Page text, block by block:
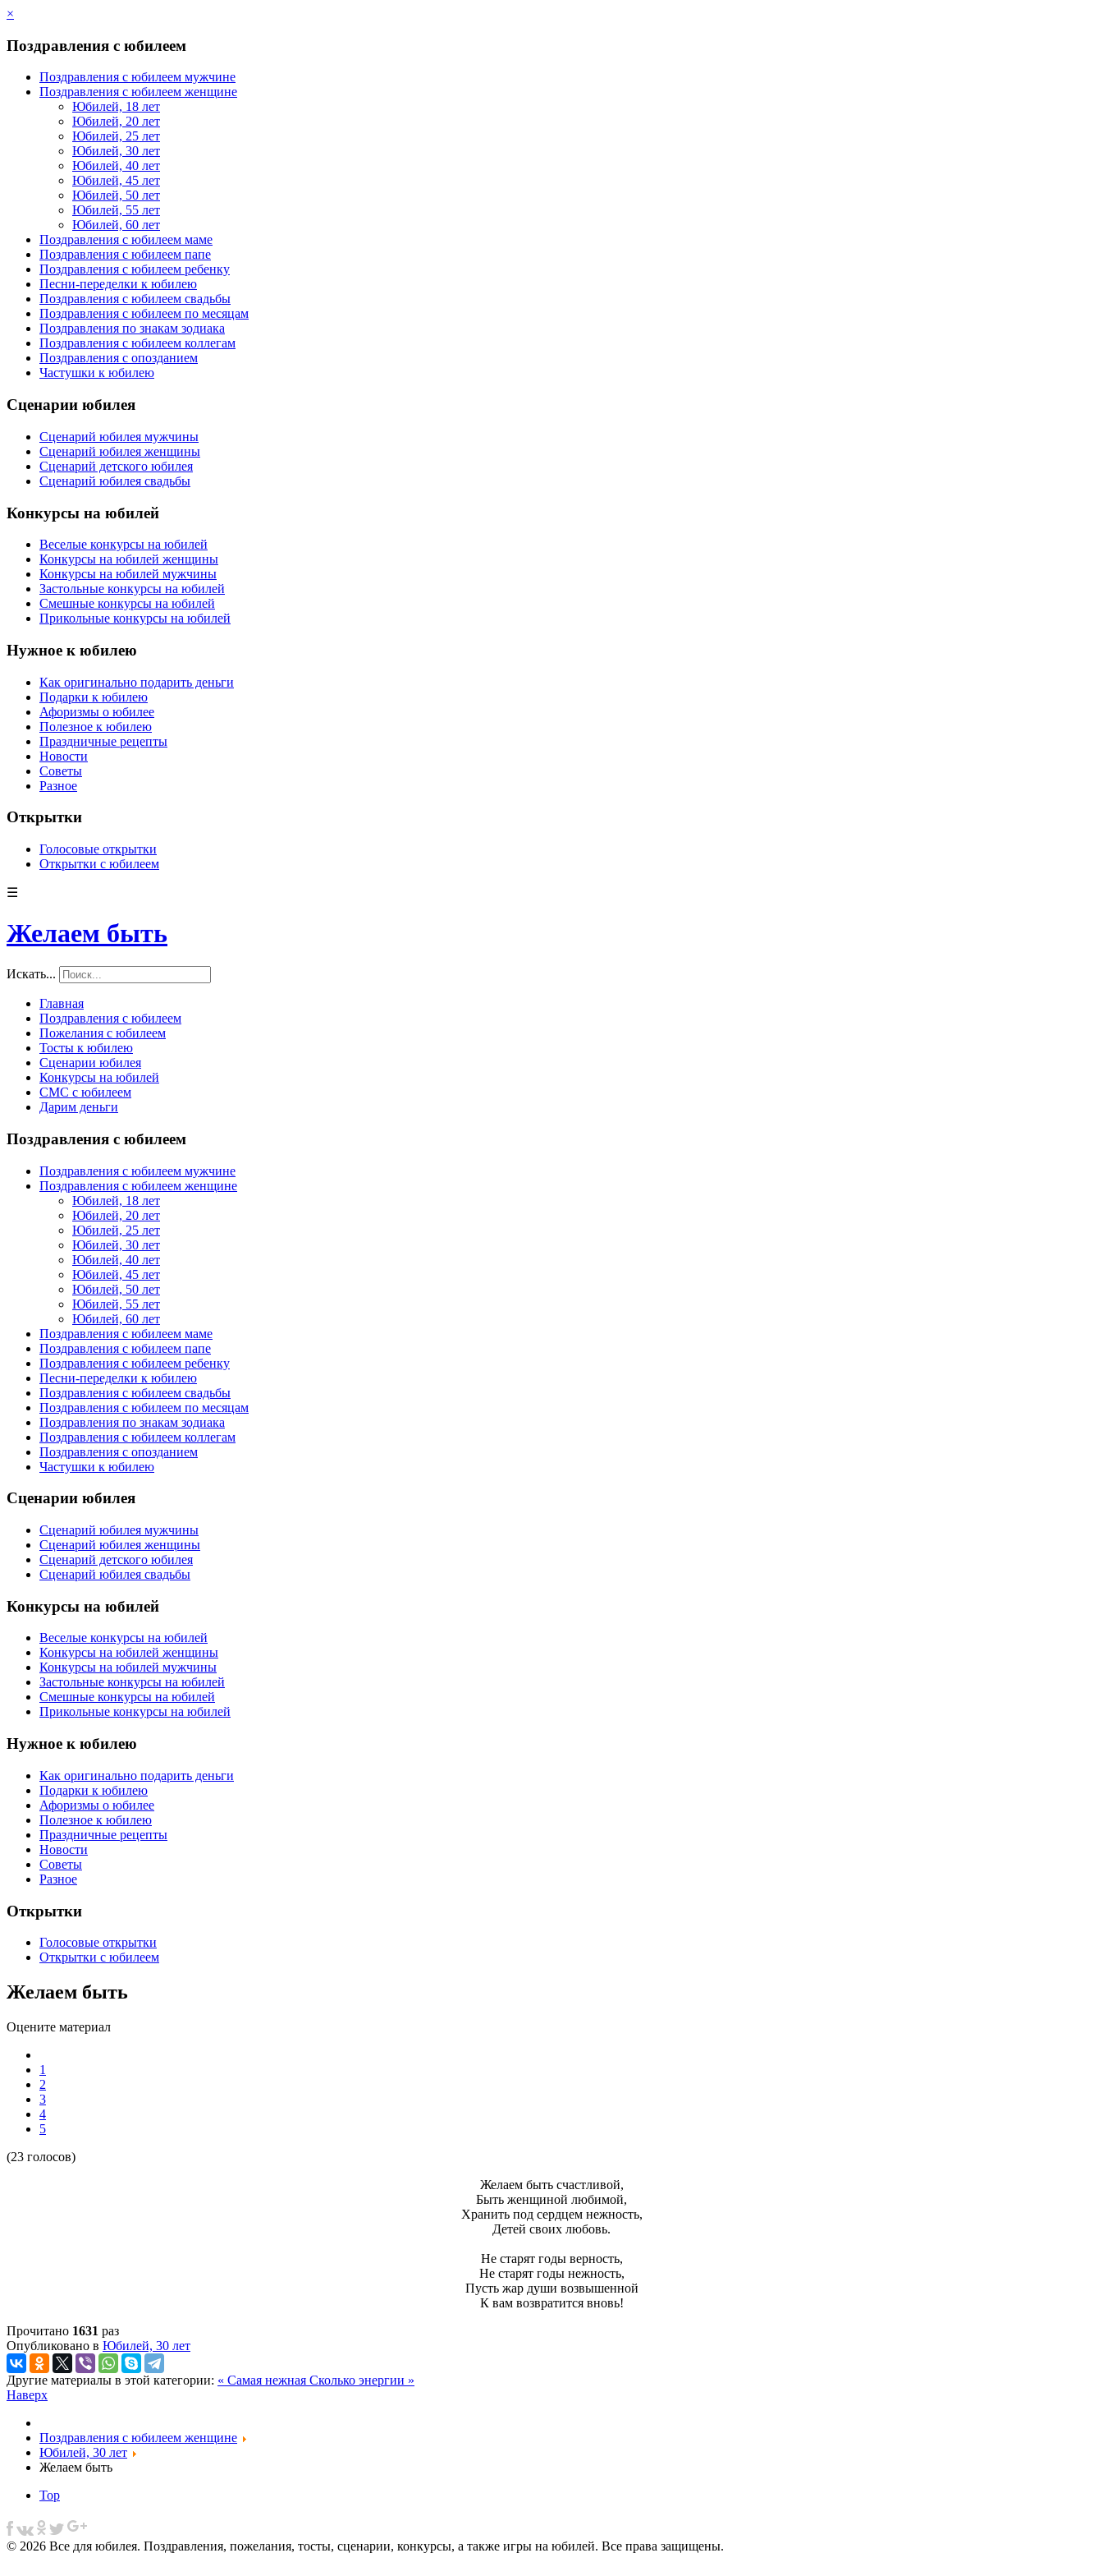
×
Поздравления с юбилеем
Поздравления с юбилеем мужчине
Поздравления с юбилеем женщине
Юбилей, 18 лет
Юбилей, 20 лет
Юбилей, 25 лет
Юбилей, 30 лет
Юбилей, 40 лет
Юбилей, 45 лет
Юбилей, 50 лет
Юбилей, 55 лет
Юбилей, 60 лет
Поздравления с юбилеем маме
Поздравления с юбилеем папе
Поздравления с юбилеем ребенку
Песни-переделки к юбилею
Поздравления с юбилеем свадьбы
Поздравления с юбилеем по месяцам
Поздравления по знакам зодиака
Поздравления с юбилеем коллегам
Поздравления с опозданием
Частушки к юбилею
Сценарии юбилея
Сценарий юбилея мужчины
Сценарий юбилея женщины
Сценарий детского юбилея
Сценарий юбилея свадьбы
Конкурсы на юбилей
Веселые конкурсы на юбилей
Конкурсы на юбилей женщины
Конкурсы на юбилей мужчины
Застольные конкурсы на юбилей
Смешные конкурсы на юбилей
Прикольные конкурсы на юбилей
Нужное к юбилею
Как оригинально подарить деньги
Подарки к юбилею
Афоризмы о юбилее
Полезное к юбилею
Праздничные рецепты
Новости
Советы
Разное
Открытки
Голосовые открытки
Открытки с юбилеем
☰
Желаем быть
Искать...
Главная
Поздравления с юбилеем
Пожелания с юбилеем
Тосты к юбилею
Сценарии юбилея
Конкурсы на юбилей
СМС с юбилеем
Дарим деньги
Поздравления с юбилеем
Поздравления с юбилеем мужчине
Поздравления с юбилеем женщине
Юбилей, 18 лет
Юбилей, 20 лет
Юбилей, 25 лет
Юбилей, 30 лет
Юбилей, 40 лет
Юбилей, 45 лет
Юбилей, 50 лет
Юбилей, 55 лет
Юбилей, 60 лет
Поздравления с юбилеем маме
Поздравления с юбилеем папе
Поздравления с юбилеем ребенку
Песни-переделки к юбилею
Поздравления с юбилеем свадьбы
Поздравления с юбилеем по месяцам
Поздравления по знакам зодиака
Поздравления с юбилеем коллегам
Поздравления с опозданием
Частушки к юбилею
Сценарии юбилея
Сценарий юбилея мужчины
Сценарий юбилея женщины
Сценарий детского юбилея
Сценарий юбилея свадьбы
Конкурсы на юбилей
Веселые конкурсы на юбилей
Конкурсы на юбилей женщины
Конкурсы на юбилей мужчины
Застольные конкурсы на юбилей
Смешные конкурсы на юбилей
Прикольные конкурсы на юбилей
Нужное к юбилею
Как оригинально подарить деньги
Подарки к юбилею
Афоризмы о юбилее
Полезное к юбилею
Праздничные рецепты
Новости
Советы
Разное
Открытки
Голосовые открытки
Открытки с юбилеем
Желаем быть
Оцените материал
1
2
3
4
5
(23 голосов)
Желаем быть счастливой,
Быть женщиной любимой,
Хранить под сердцем нежность,
Детей своих любовь.
Не старят годы верность,
Не старят годы нежность,
Пусть жар души возвышенной
К вам возвратится вновь!
Прочитано 1631 раз
Опубликовано в Юбилей, 30 лет
Другие материалы в этой категории: « Самая нежная Сколько энергии »
Наверх
Поздравления с юбилеем женщине
Юбилей, 30 лет
Желаем быть
Top
© 2026 Все для юбилея. Поздравления, пожелания, тосты, сценарии, конкурсы, а также игры на юбилей. Все права защищены.